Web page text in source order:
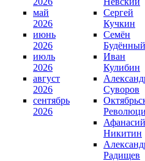
май
2026
июнь
2026
июль
2026
август
2026
сентябрь
2026
Сергей
Кучкин
Семён
Будённый
Иван
Кулибин
Суворов
Афанасий
Никитин
Радищев